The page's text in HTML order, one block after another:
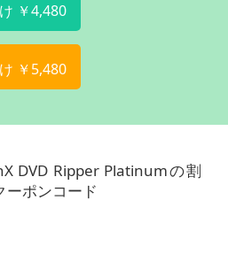
￥4,480
￥5,480
DVD Ripper Platinumの割
ーポンコード